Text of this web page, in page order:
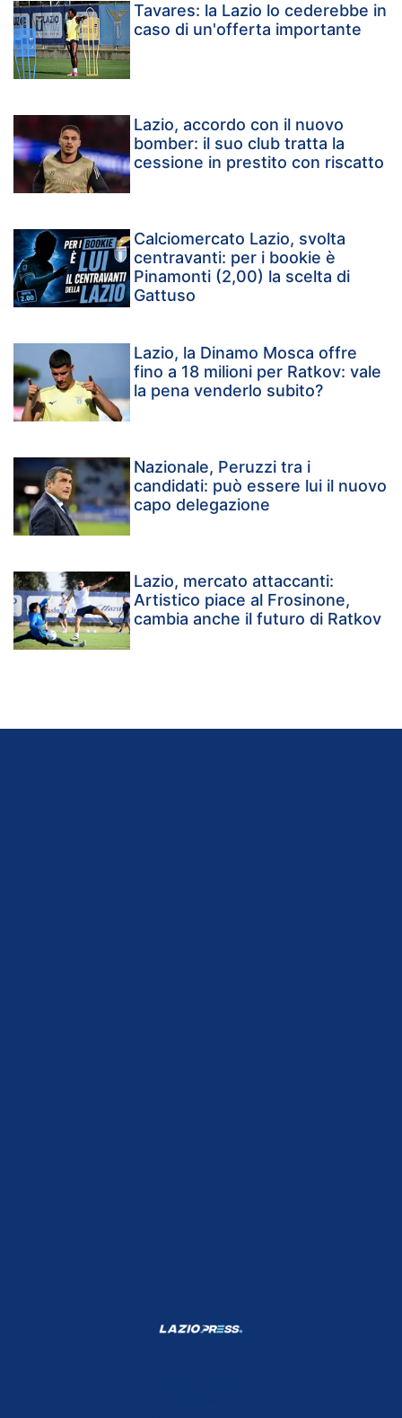
Tavares: la Lazio lo cederebbe in
caso di un'offerta importante
Lazio, accordo con il nuovo
bomber: il suo club tratta la
cessione in prestito con riscatto
Calciomercato Lazio, svolta
centravanti: per i bookie è
Pinamonti (2,00) la scelta di
Gattuso
Lazio, la Dinamo Mosca offre
fino a 18 milioni per Ratkov: vale
la pena venderlo subito?
Nazionale, Peruzzi tra i
candidati: può essere lui il nuovo
capo delegazione
Lazio, mercato attaccanti:
Artistico piace al Frosinone,
cambia anche il futuro di Ratkov